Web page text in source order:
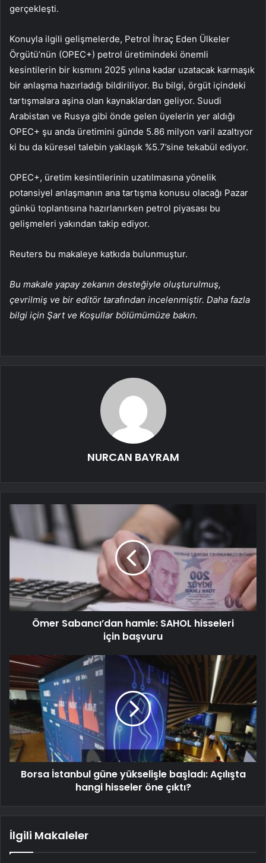
gerçekleşti.
Konuyla ilgili gelişmelerde, Petrol İhraç Eden Ülkeler
Örgütü’nün (OPEC+) petrol üretimindeki önemli
kesintilerin bir kısmını 2025 yılına kadar uzatacak karmaşık
bir anlaşma hazırladığı bildiriliyor. Bu bilgi, örgüt içindeki
tartışmalara aşina olan kaynaklardan geliyor. Suudi
Arabistan ve Rusya gibi önde gelen üyelerin yer aldığı
OPEC+ şu anda üretimini günde 5.86 milyon varil azaltıyor
ki bu da küresel talebin yaklaşık %5.7’sine tekabül ediyor.
OPEC+, üretim kesintilerinin uzatılmasına yönelik
potansiyel anlaşmanın ana tartışma konusu olacağı Pazar
günkü toplantısına hazırlanırken petrol piyasası bu
gelişmeleri yakından takip ediyor.
Reuters bu makaleye katkıda bulunmuştur.
Bu makale yapay zekanın desteğiyle oluşturulmuş,
çevrilmiş ve bir editör tarafından incelenmiştir. Daha fazla
bilgi için Şart ve Koşullar bölümümüze bakın.
NURCAN BAYRAM
Ömer Sabancı’dan hamle: SAHOL hisseleri
için başvuru
Borsa İstanbul güne yükselişle başladı: Açılışta
hangi hisseler öne çıktı?
İlgili Makaleler